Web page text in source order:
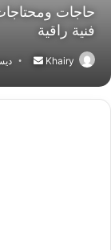
حاجات
فنية راقية
Khairy
أرسل
إلكترونيا